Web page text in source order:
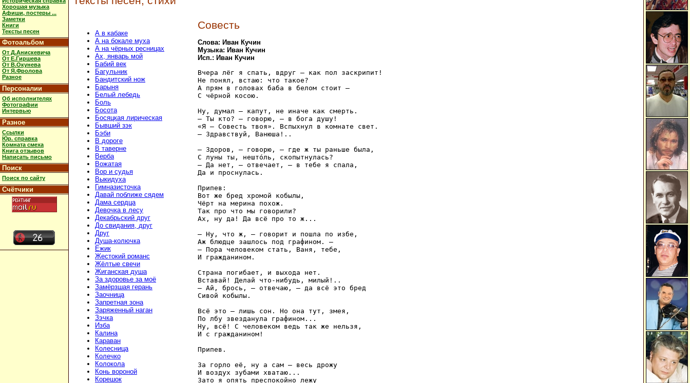
Хорошая музыка
Афиши, постеры ...
Заметки
Книги
Тексты песен
Фотоальбом
От Д.Анискевича
От Е.Гиршева
От В.Окунева
От Я.Фролова
Разное
Персоналии
Об исполнителях
Фотографии
Интервью
Разное
Ссылки
Юр. справка
Комната смеха
Книга отзывов
Написать письмо
Поиск
Поиск по сайту
Счётчики
А в кабаке
А на бокале муха
А на чёрных ресницах
Ах, январь мой
Бабий век
Багульник
Бандитский нож
Барыня
Белый лебедь
Боль
Босота
Босяцкая лирическая
Бывший зэк
Бэби
В дороге
В таверне
Верба
Вожатая
Вор и судья
Выкидуха
Гимназисточка
Давай поближе сядем
Дама сердца
Девочка в лесу
Декабрьский друг
До свидания, друг
Друг
Душа-колючка
Ёжик
Жестокий романс
Жёлтые свечи
Жиганская душа
За здоровье за моё
Замёрзшая герань
Заочница
Запретная зона
Заряженный наган
Зэчка
Изба
Калина
Караван
Колесница
Колечко
Колокола
Конь вороной
Корешок
Совесть
Слова: Иван Кучин
Музыка: Иван Кучин
Исп.: Иван Кучин
Вчера лёг я спать, вдруг — как пол заскрипит!
Не понял, встаю: что такое?
А прям в головах баба в белом стоит —
С чёрной косою.
Ну, думал — капут, не иначе как смерть.
— Ты кто? — говорю, — в бога душу!
«Я — Совесть твоя». Вспыхнул в комнате свет.
— Здравствуй, Ванюша!..
— Здоров, — говорю, — где ж ты раньше была,
С луны ты, нешто́ль, скопытнулась?
— Да нет, — отвечает, — в тебе я спала,
Да и проснулась.
Припев:
Вот же бред хромой кобылы,
Чёрт на мерина похож.
Так про что мы говорили?
Ах, ну да! Да всё про то ж...
— Ну, что ж, — говорит и пошла по избе,
Аж блюдце зашлось под графином. —
— Пора человеком стать, Ваня, тебе,
И гражданином.
Страна погибает, и выхода нет.
Вставай! Делай что-нибудь, милый!..
— Ай, брось, — отвечаю, — да всё это бред
Сивой кобылы.
Всё это — лишь сон. Но она тут, змея,
По лбу звезданула графином...
Ну, всё! С человеком ведь так же нельзя,
И с гражданином!
Припев.
За горло её, ну а сам — весь дрожу
И воздух зубами хватаю...
Зато я опять преспокойно лежу